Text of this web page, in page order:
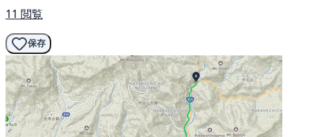
11 閲覧
保存